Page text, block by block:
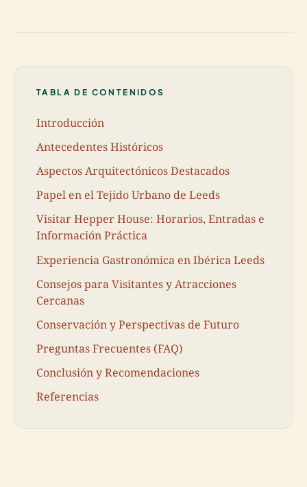
TABLA DE CONTENIDOS
Introducción
Antecedentes Históricos
Aspectos Arquitectónicos Destacados
Papel en el Tejido Urbano de Leeds
Visitar Hepper House: Horarios, Entradas e
Información Práctica
Experiencia Gastronómica en Ibérica Leeds
Consejos para Visitantes y Atracciones
Cercanas
Conservación y Perspectivas de Futuro
Preguntas Frecuentes (FAQ)
Conclusión y Recomendaciones
Referencias